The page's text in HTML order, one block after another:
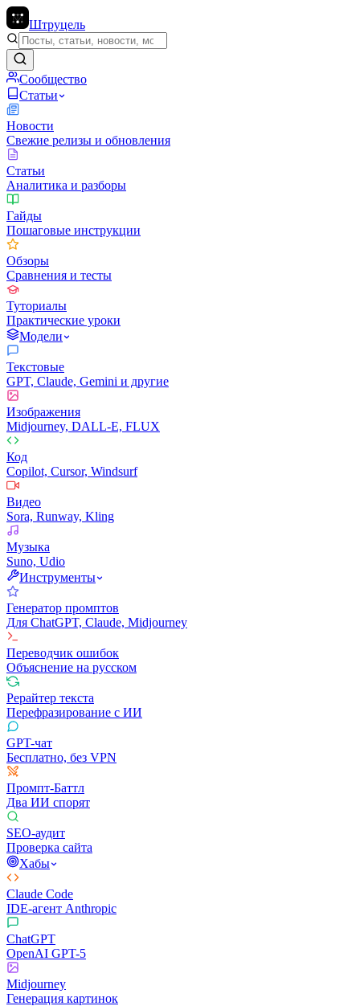
Штруцель
Сообщество
Статьи
Новости
Свежие релизы и обновления
Статьи
Аналитика и разборы
Гайды
Пошаговые инструкции
Обзоры
Сравнения и тесты
Туториалы
Практические уроки
Модели
Текстовые
GPT, Claude, Gemini и другие
Изображения
Midjourney, DALL-E, FLUX
Код
Copilot, Cursor, Windsurf
Видео
Sora, Runway, Kling
Музыка
Suno, Udio
Инструменты
Генератор промптов
Для ChatGPT, Claude, Midjourney
Переводчик ошибок
Объяснение на русском
Рерайтер текста
Перефразирование с ИИ
GPT-чат
Бесплатно, без VPN
Промпт-Баттл
Два ИИ спорят
SEO-аудит
Проверка сайта
Хабы
Claude Code
IDE-агент Anthropic
ChatGPT
OpenAI GPT-5
Midjourney
Генерация картинок